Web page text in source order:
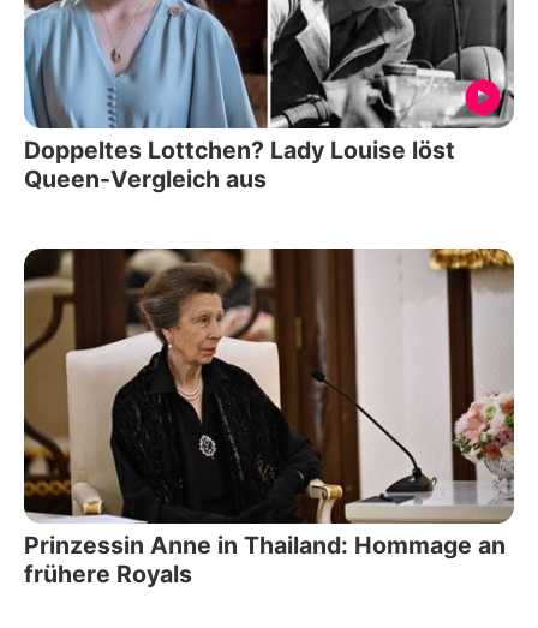
Doppeltes Lottchen? Lady Louise löst
Queen-Vergleich aus
Prinzessin Anne in Thailand: Hommage an
frühere Royals